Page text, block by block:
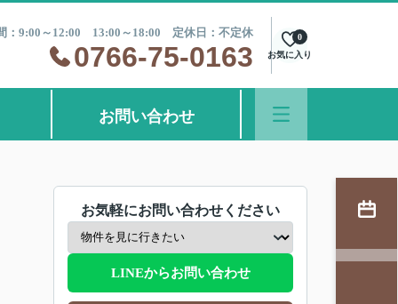
：9:00～12:00 13:00～18:00 定休日：不定休
0766-75-0163 お気に入り
0
お問い合わせ
お気軽にお問い合わせください
LINEからお問い合わせ